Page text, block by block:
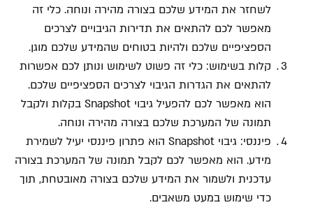
לשחזר את המידע שלכם בצורה מהירה ונוחה. כלי זה
מאפשר לכם להתאים את תדירות הגיבויים לצרכים
הספציפיים שלכם ולהיות בטוחים שהמידע שלכם מוגן.
קלות בשימוש: כלי זה פשוט לשימוש ונותן לכם אפשרות
להתאים את הגדרות הגיבוי לצרכים הספציפיים שלכם.
הוא מאפשר לכם להפעיל גיבוי Snapshot בקלות ולקבל
תמונה של המערכת שלכם בצורה מהירה ונוחה.
פיננסי: גיבוי Snapshot הוא פתרון פיננסי יעיל לשמירת
מידע. הוא מאפשר לכם לקבל תמונה של המערכת בצורה
עדכנית ולשמור את המידע שלכם בצורה מאובטחת, תוך
כדי שימוש במעט משאבים.